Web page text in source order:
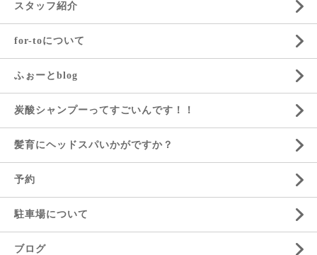
スタッフ紹介
for-toについて
ふぉーとblog
炭酸シャンプーってすごいんです！！
髪育にヘッドスパいかがですか？
予約
駐車場について
ブログ